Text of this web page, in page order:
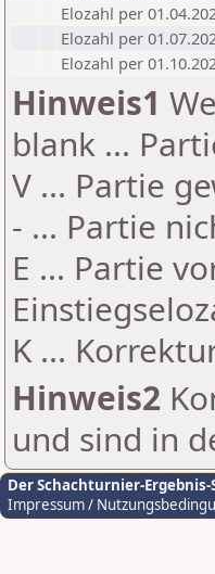
Elozahl per
Elozahl per
Elozahl per
Hinweis1
blank ...
V ... Partie
- ... Partie
E ... Partie
K ...
Hinweis2
und sind in
Der Schachturnier-Ergebnis-
Impressum /